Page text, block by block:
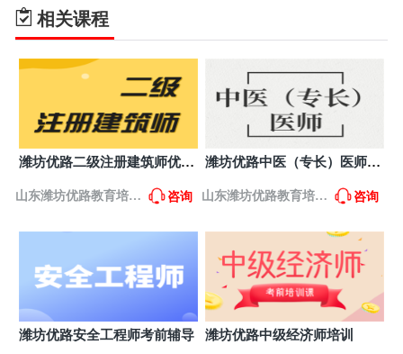
山东省聊城市经济开发区中华路8号当代财智大厦2412
室
山东泰安优路教育培训学校
山东省泰安市长城路96号天龙国际大厦A座2907室
山东威海优路教育培训学校
山东省威海市经济技术开发区乐天世纪城6号乐天双子
9 山东德州优路教育培训学校
室
山东省淄博市张店区柳泉路77号新世界广场2号楼1204
山东日照优路教育培训学校
山东省日照市东港区泰安路179号国际大厦A座606室
12 山东东营优路教育培训学校
山东省东营市东营区西城济南路20号鑫都财富中心
相关课程
潍坊优路二级注册建筑师优学
山东潍坊优路教育培训 咨询
潍坊优路中医（专长）医师培
山东潍坊优路教育培训 咨询
潍坊优路安全工程师考前辅导 潍坊优路中级经济师培训